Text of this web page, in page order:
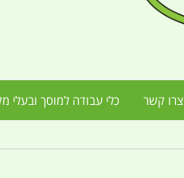
צרו קשר כלי עבודה למוסך ובעלי